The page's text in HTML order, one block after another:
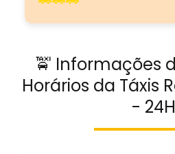
🚖 Informações
Horários da Táxis
- 24H